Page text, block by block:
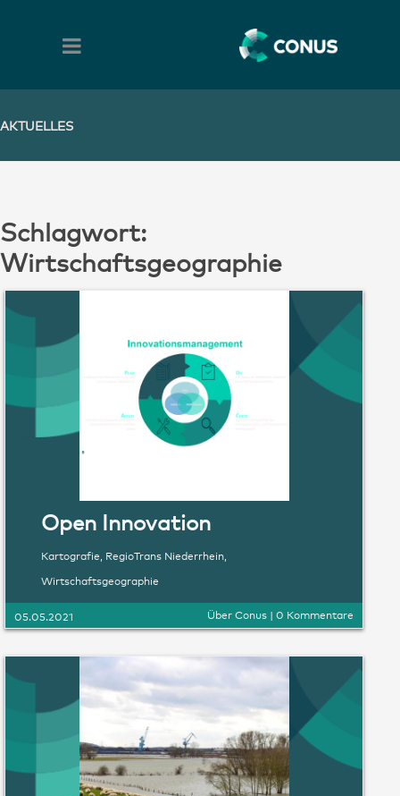
AKTUELLES
Schlagwort:
Wirtschaftsgeographie
Open Innovation
Kartografie RegioTrans Niederrhein
Wirtschaftsgeographie
05.05.2021 Über Conus | 0 Kommentare